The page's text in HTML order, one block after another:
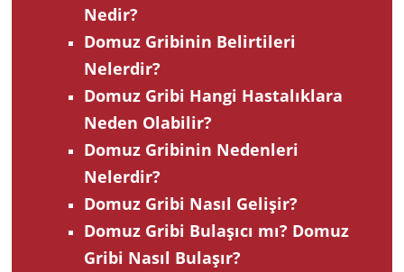
Nedir?
Domuz Gribinin Belirtileri
Nelerdir?
Domuz Gribi Hangi Hastalıklara
Neden Olabilir?
Domuz Gribinin Nedenleri
Nelerdir?
Domuz Gribi Nasıl Gelişir?
Domuz Gribi Bulaşıcı mı? Domuz
Gribi Nasıl Bulaşır?